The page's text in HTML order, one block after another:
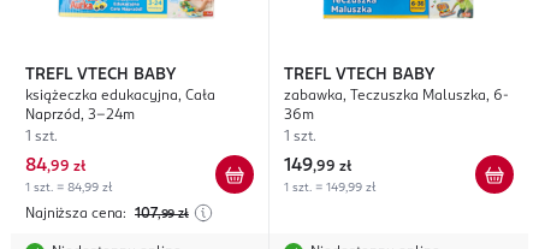
TREFL VTECH BABY
książeczka edukacyjna, Cała
Naprzód, 3-24m
1 szt.
84,99 zł
1 szt. = 84,99 zł
Najniższa cena: 107,99 zł
TREFL VTECH BABY
zabawka, Teczuszka Maluszka, 6-
36m
1 szt.
149,99 zł
1 szt. = 149,99 zł